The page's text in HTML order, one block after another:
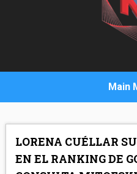
LORENA CUÉLLAR
EN EL RANKING DE